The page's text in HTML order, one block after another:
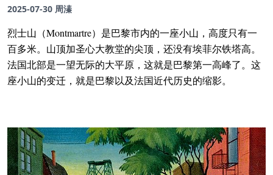
2025-07-30 周溱
烈士山（Montmartre）是巴黎市内的一座小山，高度只有一
百多米。山顶加圣心大教堂的尖顶，还没有埃菲尔铁塔高。
法国北部是一望无际的大平原，这就是巴黎第一高峰了。这
座小山的变迁，就是巴黎以及法国近代历史的缩影。